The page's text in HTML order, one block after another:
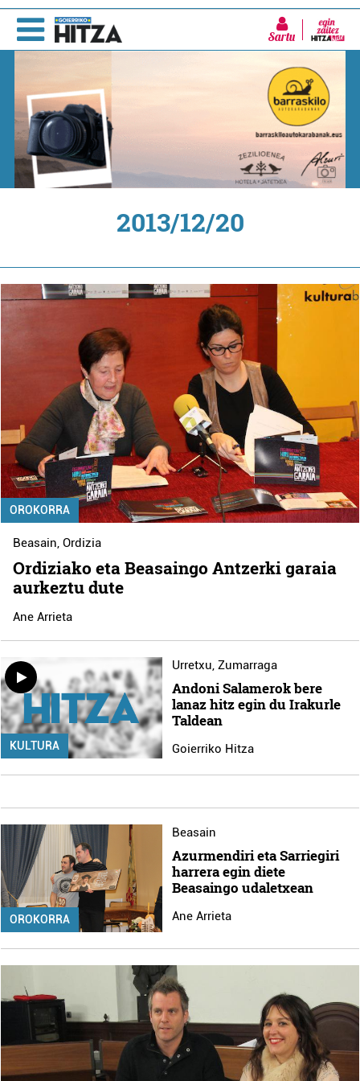
Sartu
2013/12/20
OROKORRA
Beasain,Ordizia
Ordiziako eta Beasaingo Antzerki garaia
aurkeztu dute
Ane Arrieta
KULTURA
Urretxu, Zumarraga
Andoni Salamerok bere
lanaz hitz egin du Irakurle
Taldean
Goierriko Hitza
OROKORRA
Beasain
Azurmendiri eta Sarriegiri
harrera egin diete
Beasaingo udaletxean
Ane Arrieta